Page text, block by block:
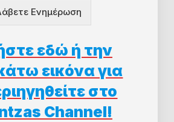
Ενημέρωση
εδώ ή την
εικόνα για
στο
Channel!